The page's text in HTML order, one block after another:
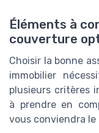
Éléments à
couverture
Choisir la bonne
immobilier
plusieurs critères
à prendre en
vous conviendra le